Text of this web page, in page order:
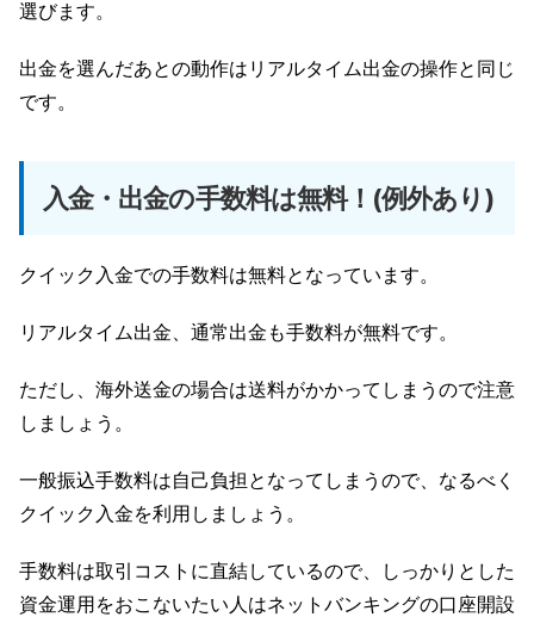
選びます。
出金を選んだあとの動作はリアルタイム出金の操作と同じ
です。
入金・出金の手数料は無料！(例外あり)
クイック入金での手数料は無料となっています。
リアルタイム出金、通常出金も手数料が無料です。
ただし、海外送金の場合は送料がかかってしまうので注意
しましょう。
一般振込手数料は自己負担となってしまうので、なるべく
クイック入金を利用しましょう。
手数料は取引コストに直結しているので、しっかりとした
資金運用をおこないたい人はネットバンキングの口座開設